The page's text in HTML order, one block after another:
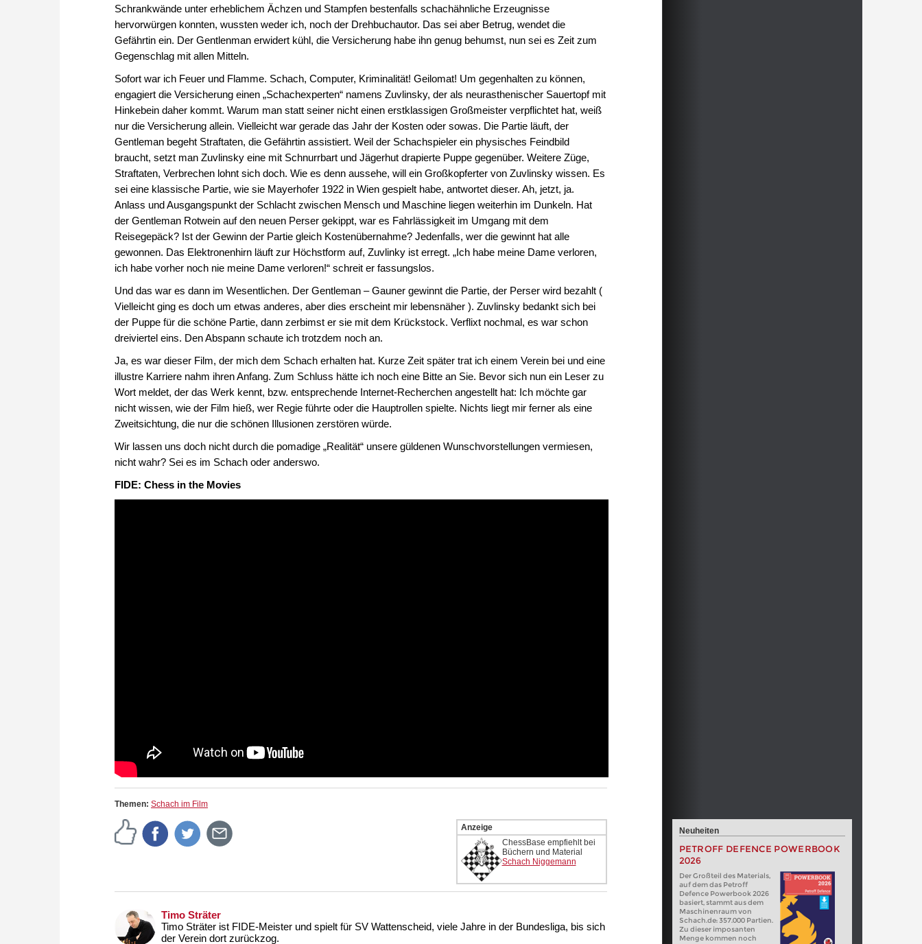
Schrankwände unter erheblichem Ächzen und Stampfen bestenfalls schachähnliche Erzeugnisse
hervorwürgen konnten, wussten weder ich, noch der Drehbuchautor. Das sei aber Betrug, wendet die
Gefährtin ein. Der Gentlenman erwidert kühl, die Versicherung habe ihn genug behumst, nun sei es Zeit zum
Gegenschlag mit allen Mitteln.
Sofort war ich Feuer und Flamme. Schach, Computer, Kriminalität! Geilomat! Um gegenhalten zu können,
engagiert die Versicherung einen „Schachexperten“ namens Zuvlinsky, der als neurasthenischer Sauertopf mit
Hinkebein daher kommt. Warum man statt seiner nicht einen erstklassigen Großmeister verpflichtet hat, weiß
nur die Versicherung allein. Vielleicht war gerade das Jahr der Kosten oder sowas. Die Partie läuft, der
Gentleman begeht Straftaten, die Gefährtin assistiert. Weil der Schachspieler ein physisches Feindbild
braucht, setzt man Zuvlinsky eine mit Schnurrbart und Jägerhut drapierte Puppe gegenüber. Weitere Züge,
Straftaten, Verbrechen lohnt sich doch. Wie es denn aussehe, will ein Großkopferter von Zuvlinsky wissen. Es
sei eine klassische Partie, wie sie Mayerhofer 1922 in Wien gespielt habe, antwortet dieser. Ah, jetzt, ja.
Anlass und Ausgangspunkt der Schlacht zwischen Mensch und Maschine liegen weiterhin im Dunkeln. Hat
der Gentleman Rotwein auf den neuen Perser gekippt, war es Fahrlässigkeit im Umgang mit dem
Reisegepäck? Ist der Gewinn der Partie gleich Kostenübernahme? Jedenfalls, wer die gewinnt hat alle
gewonnen. Das Elektronenhirn läuft zur Höchstform auf, Zuvlinky ist erregt. „Ich habe meine Dame verloren,
ich habe vorher noch nie meine Dame verloren!“ schreit er fassungslos.
Und das war es dann im Wesentlichen. Der Gentleman – Gauner gewinnt die Partie, der Perser wird bezahlt (
Vielleicht ging es doch um etwas anderes, aber dies erscheint mir lebensnäher ). Zuvlinsky bedankt sich bei
der Puppe für die schöne Partie, dann zerbimst er sie mit dem Krückstock. Verflixt nochmal, es war schon
dreiviertel eins. Den Abspann schaute ich trotzdem noch an.
Ja, es war dieser Film, der mich dem Schach erhalten hat. Kurze Zeit später trat ich einem Verein bei und eine
illustre Karriere nahm ihren Anfang. Zum Schluss hätte ich noch eine Bitte an Sie. Bevor sich nun ein Leser zu
Wort meldet, der das Werk kennt, bzw. entsprechende Internet-Recherchen angestellt hat: Ich möchte gar
nicht wissen, wie der Film hieß, wer Regie führte oder die Hauptrollen spielte. Nichts liegt mir ferner als eine
Zweitsichtung, die nur die schönen Illusionen zerstören würde.
Wir lassen uns doch nicht durch die pomadige „Realität“ unsere güldenen Wunschvorstellungen vermiesen,
nicht wahr? Sei es im Schach oder anderswo.
FIDE: Chess in the Movies
Themen: Schach im Film
Anzeige
ChessBase empfiehlt bei
Büchern und Material
Schach Niggemann
Timo Sträter
Timo Sträter ist FIDE-Meister und spielt für SV Wattenscheid, viele Jahre in der Bundesliga, bis sich
der Verein dort zurückzog.
Neuheiten
PETROFF DEFENCE POWERBOOK
2026
Der Großteil des Materials,
auf dem das Petroff
Defence Powerbook 2026
basiert, stammt aus dem
Maschinenraum von
Schach.de: 357.000 Partien.
Zu dieser imposanten
Menge kommen noch